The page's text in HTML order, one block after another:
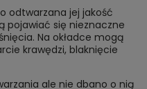
odtwarzana jej jakość
pojawiać się nieznaczne
Na okładce mogą
krawędzi, blaknięcie
ale nie dbano o nią